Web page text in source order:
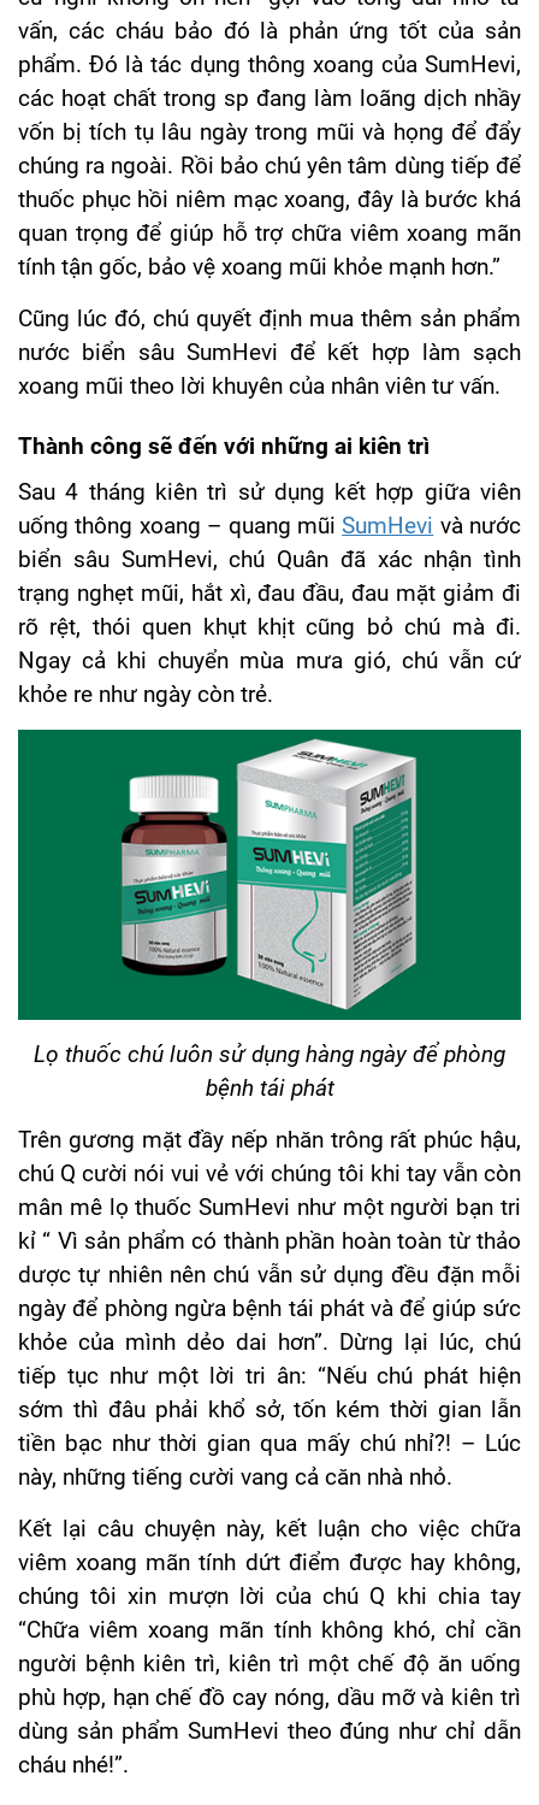
vấn, các cháu bảo đó là phản ứng tốt của sản
phẩm. Đó là tác dụng thông xoang của SumHevi,
các hoạt chất trong sp đang làm loãng dịch nhầy
vốn bị tích tụ lâu ngày trong mũi và họng để đẩy
chúng ra ngoài. Rồi bảo chú yên tâm dùng tiếp để
thuốc phục hồi niêm mạc xoang, đây là bước khá
quan trọng để giúp hỗ trợ chữa viêm xoang mãn
tính tận gốc, bảo vệ xoang mũi khỏe mạnh hơn.”
Cũng lúc đó, chú quyết định mua thêm sản phẩm
nước biển sâu SumHevi để kết hợp làm sạch
xoang mũi theo lời khuyên của nhân viên tư vấn.
Thành công sẽ đến với những ai kiên trì
Sau 4 tháng kiên trì sử dụng kết hợp giữa viên
uống thông xoang – quang mũiSumHevi và nước
biển sâu SumHevi, chú Quân đã xác nhận tình
trạng nghẹt mũi, hắt xì, đau đầu, đau mặt giảm đi
rõ rệt, thói quen khụt khịt cũng bỏ chú mà đi.
Ngay cả khi chuyển mùa mưa gió, chú vẫn cứ
khỏe re như ngày còn trẻ.
Lọ thuốc chú luôn sử dụng hàng ngày để phòng
bệnh tái phát
Trên gương mặt đầy nếp nhăn trông rất phúc hậu,
chú Q cười nói vui vẻ với chúng tôi khi tay vẫn còn
mân mê lọ thuốc SumHevi như một người bạn tri
kỉ “ Vì sản phẩm có thành phần hoàn toàn từ thảo
dược tự nhiên nên chú vẫn sử dụng đều đặn mỗi
ngày để phòng ngừa bệnh tái phát và để giúp sức
khỏe của mình dẻo dai hơn”. Dừng lại lúc, chú
tiếp tục như một lời tri ân: “Nếu chú phát hiện
sớm thì đâu phải khổ sở, tốn kém thời gian lẫn
tiền bạc như thời gian qua mấy chú nhỉ?! – Lúc
này, những tiếng cười vang cả căn nhà nhỏ.
Kết lại câu chuyện này, kết luận cho việc chữa
viêm xoang mãn tính dứt điểm được hay không,
chúng tôi xin mượn lời của chú Q khi chia tay
“Chữa viêm xoang mãn tính không khó, chỉ cần
người bệnh kiên trì, kiên trì một chế độ ăn uống
phù hợp, hạn chế đồ cay nóng, dầu mỡ và kiên trì
dùng sản phẩm SumHevi theo đúng như chỉ dẫn
cháu nhé!”.